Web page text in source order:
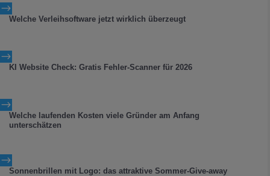
$
Welche Verleihsoftware jetzt wirklich überzeugt
$
KI Website Check: Gratis Fehler-Scanner für 2026
$
Welche laufenden Kosten viele Gründer am Anfang
unterschätzen
$
Sonnenbrillen mit Logo: das attraktive Sommer-Give-away